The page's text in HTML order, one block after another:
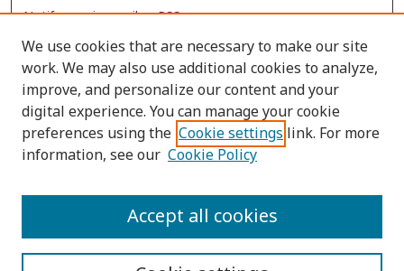
Notify me via email orRSS
Browse
Collections
Disciplines
Authors
We use cookies that are necessary to make our site
work. We may also use additional cookies to analyze,
improve, and personalize our content and your
digital experience. You can manage your cookie
preferences using the Cookie settings link. For more
information, see our Cookie Policy
Accept all cookies